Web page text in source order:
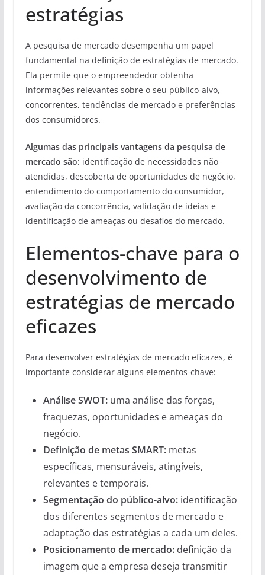
estratégias
A pesquisa de mercado desempenha um papel
fundamental na definição de estratégias de mercado.
Ela permite que o empreendedor obtenha
informações relevantes sobre o seu público-alvo,
concorrentes, tendências de mercado e preferências
dos consumidores.
Algumas das principais vantagens da pesquisa de
mercado são: identificação de necessidades não
atendidas, descoberta de oportunidades de negócio,
entendimento do comportamento do consumidor,
avaliação da concorrência, validação de ideias e
identificação de ameaças ou desafios do mercado.
Elementos-chave para o
desenvolvimento de
estratégias de mercado
eficazes
Para desenvolver estratégias de mercado eficazes, é
importante considerar alguns elementos-chave:
Análise SWOT:uma análise das forças,
fraquezas, oportunidades e ameaças do
negócio.
Definição de metas SMART:metas
específicas, mensuráveis, atingíveis,
relevantes e temporais.
Segmentação do público-alvo:identificação
dos diferentes segmentos de mercado e
adaptação das estratégias a cada um deles.
Posicionamento de mercado:definição da
imagem que a empresa deseja transmitir